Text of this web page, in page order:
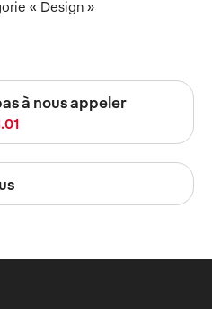
« Design »
à nous appeler